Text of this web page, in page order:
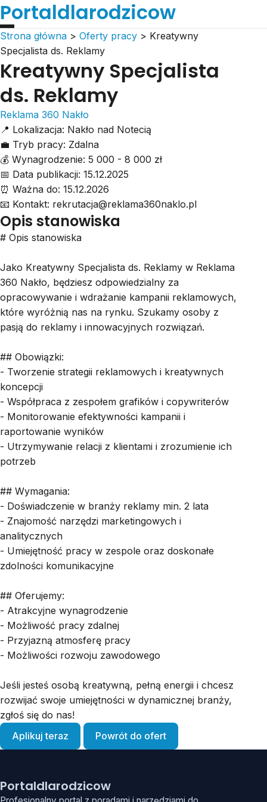
Portaldlarodzicow
Strona główna > Oferty pracy > Kreatywny
Specjalista ds. Reklamy
Kreatywny Specjalista
ds. Reklamy
Reklama 360 Nakło
📍 Lokalizacja: Nakło nad Notecią
💼 Tryb pracy: Zdalna
💰 Wynagrodzenie: 5 000 - 8 000 zł
📅 Data publikacji: 15.12.2025
⏰ Ważna do: 15.12.2026
📧 Kontakt: rekrutacja@reklama360naklo.pl
Opis stanowiska
# Opis stanowiska
Jako Kreatywny Specjalista ds. Reklamy w Reklama
360 Nakło, będziesz odpowiedzialny za
opracowywanie i wdrażanie kampanii reklamowych,
które wyróżnią nas na rynku. Szukamy osoby z
pasją do reklamy i innowacyjnych rozwiązań.
## Obowiązki:
- Tworzenie strategii reklamowych i kreatywnych
koncepcji
- Współpraca z zespołem grafików i copywriterów
- Monitorowanie efektywności kampanii i
raportowanie wyników
- Utrzymywanie relacji z klientami i zrozumienie ich
potrzeb
## Wymagania:
- Doświadczenie w branży reklamy min. 2 lata
- Znajomość narzędzi marketingowych i
analitycznych
- Umiejętność pracy w zespole oraz doskonałe
zdolności komunikacyjne
## Oferujemy:
- Atrakcyjne wynagrodzenie
- Możliwość pracy zdalnej
- Przyjazną atmosferę pracy
- Możliwości rozwoju zawodowego
Jeśli jesteś osobą kreatywną, pełną energii i chcesz
rozwijać swoje umiejętności w dynamicznej branży,
zgłoś się do nas!
Aplikuj teraz
Powrót do ofert
Portaldlarodzicow